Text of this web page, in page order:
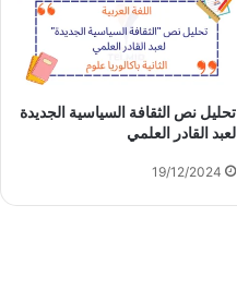
تحليل نص الثقافة السياسية الجديدة
لعبد القادر العلمي
19/12/2024